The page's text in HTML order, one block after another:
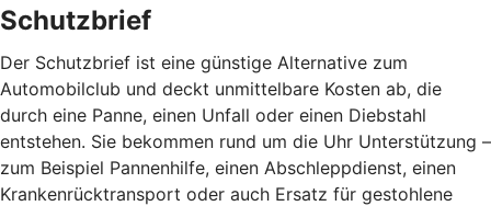
Schutzbrief
Der Schutzbrief ist eine günstige Alternative zum
Automobilclub und deckt unmittelbare Kosten ab, die
durch eine Panne, einen Unfall oder einen Diebstahl
entstehen. Sie bekommen rund um die Uhr Unterstützung –
zum Beispiel Pannenhilfe, einen Abschleppdienst, einen
Krankenrücktransport oder auch Ersatz für gestohlene